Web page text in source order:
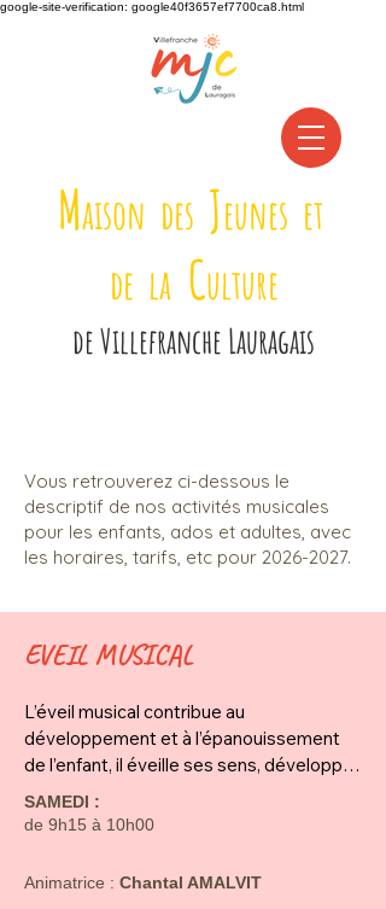
google-site-verification: google40f3657ef7700ca8.html
Maison des Jeunes et
de la Culture
deVillefranche Lauragais
Vous retrouverez ci-dessous le
descriptif de nos activités musicales
pour les enfants, ados et adultes, avec
les horaires, tarifs, etc pour 2026-2027.
EVEIL MUSICAL
L’éveil musical contribue au
développement et à l’épanouissement
de l’enfant, il éveille ses sens, développe
sa motricité et lui permet de s’exprimer.
C’est la découverte par le chant, les
découverte de multiples instruments
SAMEDI :
de 9h15 à 10h00
​​​Animatrice : Chantal AMALVIT